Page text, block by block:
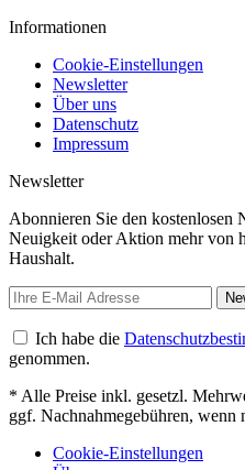
Informationen
Cookie-Einstellungen
Newsletter
Über uns
Datenschutz
Impressum
Newsletter
Abonnieren Sie den kostenlosen
Neuigkeit oder Aktion mehr von
Haushalt.
Ich habe die
genommen.
* Alle Preise inkl. gesetzl.
ggf. Nachnahmegebühren, wenn
Cookie-Einstellungen